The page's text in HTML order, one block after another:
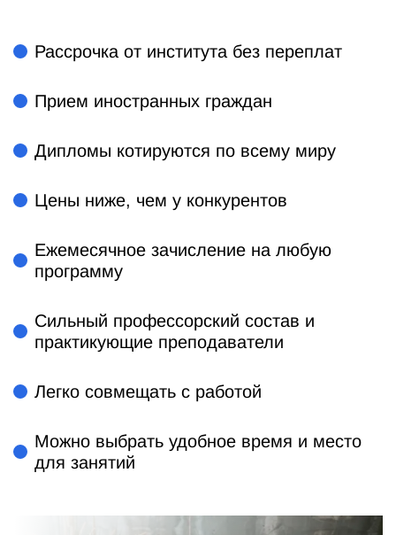
Рассрочка от института без переплат
Прием иностранных граждан
Дипломы котируются по всему миру
Цены ниже, чем у конкурентов
Ежемесячное зачисление на любую
программу
Сильный профессорский состав и
практикующие преподаватели
Легко совмещать с работой
Можно выбрать удобное время и место
для занятий